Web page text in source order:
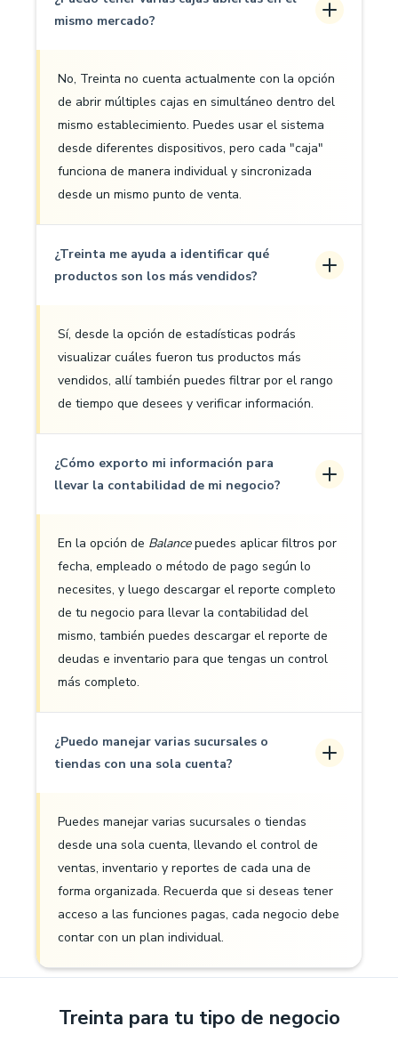
mismo mercado?
No, Treinta no cuenta actualmente con la opción
de abrir múltiples cajas en simultáneo dentro del
mismo establecimiento. Puedes usar el sistema
desde diferentes dispositivos, pero cada "caja"
funciona de manera individual y sincronizada
desde un mismo punto de venta.
¿Treinta me ayuda a identificar qué
productos son los más vendidos?
Sí, desde la opción de estadísticas podrás
visualizar cuáles fueron tus productos más
vendidos, allí también puedes filtrar por el rango
de tiempo que desees y verificar información.
¿Cómo exporto mi información para
llevar la contabilidad de mi negocio?
En la opción de Balancepuedes aplicar filtros por
fecha, empleado o método de pago según lo
necesites, y luego descargar el reporte completo
de tu negocio para llevar la contabilidad del
mismo, también puedes descargar el reporte de
deudas e inventario para que tengas un control
más completo.
¿Puedo manejar varias sucursales o
tiendas con una sola cuenta?
Puedes manejar varias sucursales o tiendas
desde una sola cuenta, llevando el control de
ventas, inventario y reportes de cada una de
forma organizada. Recuerda que si deseas tener
acceso a las funciones pagas, cada negocio debe
contar con un plan individual.
Treinta para tu tipo de negocio